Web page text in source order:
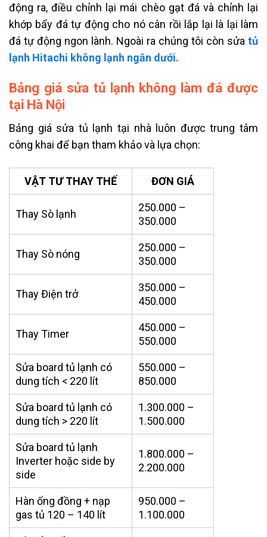
động ra, điều chỉnh lại mái chèo gạt đá và chỉnh lại
khớp bẩy đá tự động cho nó cân rồi lắp lại là lại làm
đá tự động ngon lành. Ngoài ra chúng tôi còn sửa tủ
lạnh Hitachi không lạnh ngăn dưới.
Bảng giá sửa tủ lạnh không làm đá được
tại Hà Nội
Bảng giá sửa tủ lạnh tại nhà luôn được trung tâm
công khai để bạn tham khảo và lựa chọn:
VẬT TƯ THAY THẾ ĐƠN GIÁ
Thay Sò lạnh
250.000 –
350.000
Thay Sò nóng
250.000 –
350.000
Thay Điện trở
350.000 –
450.000
Thay Timer
450.000 –
550.000
Sửa board tủ lạnh có
dung tích < 220 lít
550.000 –
850.000
Sửa board tủ lạnh có
dung tích > 220 lít
1.300.000 –
1.500.000
Sửa board tủ lạnh
Inverter hoặc side by
side
1.800.000 –
2.200.000
Hàn ống đồng + nạp
gas tủ 120 – 140 lít
950.000 –
1.100.000